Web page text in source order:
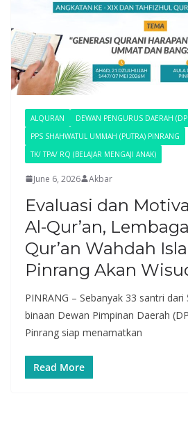
ALQURAN
DEWAN PENGURUS DAERAH
PPS SHAHWATUL UMMAH (PUTRA) PINRANG
TK/ TPA/ RQ (BELAJAR MENGAJI ANAK)
June 6, 2026 Akbar
Evaluasi dan
Al-Qur’an,
Qur’an Wahdah
Pinrang Akan
PINRANG – Sebanyak 33 santri
binaan Dewan Pimpinan Daerah
Pinrang siap menamatkan
Read More